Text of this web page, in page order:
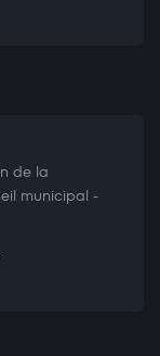
de la
municipal -